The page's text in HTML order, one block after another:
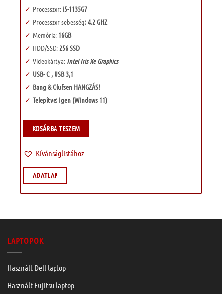
Processzor:i5-1135G7
Processzor sebesség: 4.2 GHZ
Memória:16GB
HDD/SSD:256 SSD
Videokártya: Intel Iris Xe Graphics
USB- C , USB 3,1
Bang & Olufsen HANGZÁS!
Telepítve: Igen (Windows 11)
KOSÁRBA TESZEM
Kívánságlistához
ADATLAP
LAPTOPOK
Használt Dell laptop
Használt Fujitsu laptop